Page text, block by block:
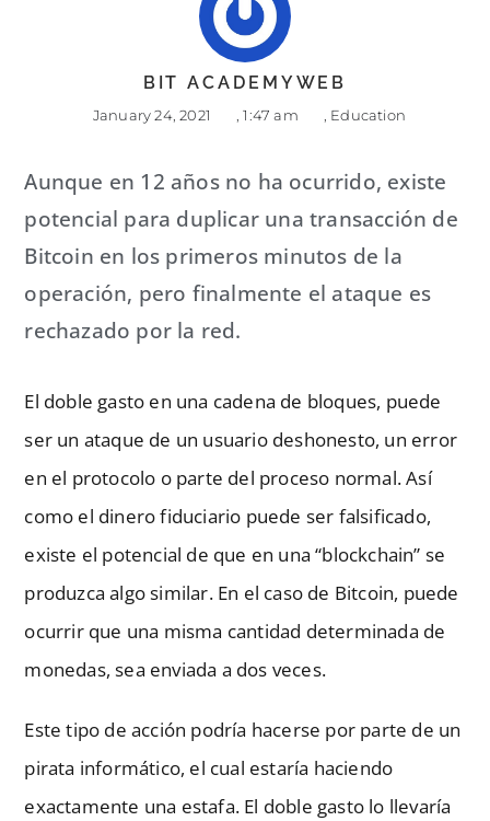
BIT ACADEMYWEB
January 24, 2021 1:47 am Education
Aunque en 12 años no ha ocurrido, existe
potencial para duplicar una transacción de
Bitcoin en los primeros minutos de la
operación, pero finalmente el ataque es
rechazado por la red.
El doble gasto en una cadena de bloques, puede
ser un ataque de un usuario deshonesto, un error
en el protocolo o parte del proceso normal. Así
como el dinero fiduciario puede ser falsificado,
existe el potencial de que en una “blockchain” se
produzca algo similar. En el caso de Bitcoin, puede
ocurrir que una misma cantidad determinada de
monedas, sea enviada a dos veces.
Este tipo de acción podría hacerse por parte de un
pirata informático, el cual estaría haciendo
exactamente una estafa. El doble gasto lo llevaría